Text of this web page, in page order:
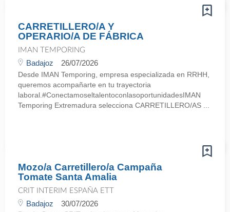
CARRETILLERO/A Y
OPERARIO/A DE FÁBRICA
IMAN TEMPORING
Badajoz 26/07/2026
Desde IMAN Temporing, empresa especializada en RRHH,
queremos acompañarte en tu trayectoria
laboral.#ConectamoseltalentoconlasoportunidadesIMAN
Temporing Extremadura selecciona CARRETILLERO/AS ...
Mozo/a Carretillero/a Campaña
Tomate Santa Amalia
CRIT INTERIM ESPAÑA ETT
Badajoz 30/07/2026